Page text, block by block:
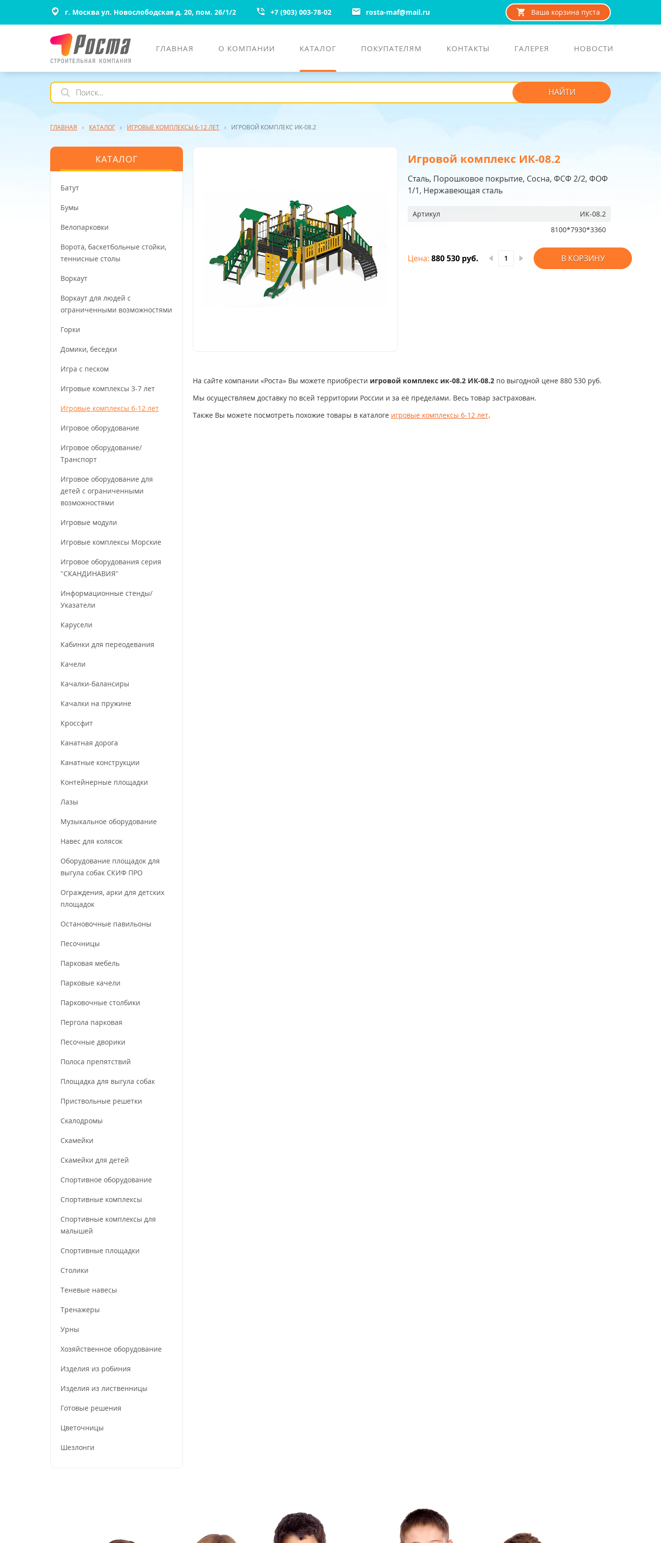
НАЙТИ
ГЛАВНАЯ › КАТАЛОГ › ИГРОВЫЕ КОМПЛЕКСЫ 6-12 ЛЕТ › ИГРОВОЙ КОМПЛЕКС ИК-08.2
Игровой комплекс ИК-08.2
Сталь, Порошковое покрытие, Сосна, ФСФ 2/2, ФОФ
1/1, Нержавеющая сталь
Артикул
ИК-08.2
8100*7930*3360
Цена: 880 530 руб. В КОРЗИНУ
На сайте компании «Роста» Вы можете приобрести игровой комплекс ик-08.2 ИК-08.2 по выгодной цене 880 530 руб.
Мы осуществляем доставку по всей территории России и за её пределами. Весь товар застрахован.
Также Вы можете посмотреть похожие товары в каталоге игровые комплексы 6-12 лет.
КАТАЛОГ
Батут
Бумы
Велопарковки
Ворота, баскетбольные стойки,
теннисные столы
Воркаут
Воркаут для людей с
ограниченными возможностями
Горки
Домики, беседки
Игра с песком
Игровые комплексы 3-7 лет
Игровые комплексы 6-12 лет
Игровое оборудование
Игровое оборудование/
Транспорт
Игровое оборудование для
детей с ограниченными
возможностями
Игровые модули
Игровые комплексы Морские
Игровое оборудования серия
"СКАНДИНАВИЯ"
Информационные стенды/
Указатели
Карусели
Кабинки для переодевания
Качели
Качалки-балансиры
Качалки на пружине
Кроссфит
Канатная дорога
Канатные конструкции
Контейнерные площадки
Лазы
Музыкальное оборудование
Навес для колясок
Оборудование площадок для
выгула собак СКИФ ПРО
Ограждения, арки для детских
площадок
Остановочные павильоны
Песочницы
Парковая мебель
Парковые качели
Парковочные столбики
Пергола парковая
Песочные дворики
Полоса препятствий
Площадка для выгула собак
Приствольные решетки
Скалодромы
Скамейки
Скамейки для детей
Спортивное оборудование
Спортивные комплексы
Спортивные комплексы для
малышей
Спортивные площадки
Столики
Теневые навесы
Тренажеры
Урны
Хозяйственное оборудование
Изделия из робиния
Изделия из лиственницы
Готовые решения
Цветочницы
Шезлонги
г. Москва ул. Новослободская д. 20, пом. 26/1/2 +7 (903) 003-78-02 rosta-maf@mail.ru Ваша корзина пуста
ГЛАВНАЯ О КОМПАНИИ КАТАЛОГ ПОКУПАТЕЛЯМ КОНТАКТЫ ГАЛЕРЕЯ НОВОСТИ